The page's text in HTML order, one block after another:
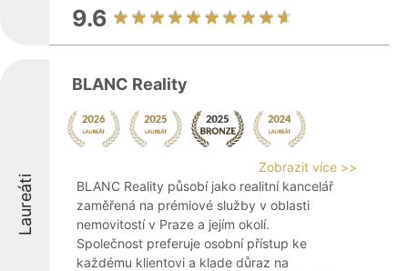
9.6
Laureáti
BLANC Reality
Zobrazit více >>
BLANC Reality působí jako realitní kancelář
zaměřená na prémiové služby v oblasti
nemovitostí v Praze a jejím okolí.
Společnost preferuje osobní přístup ke
každému klientovi a klade důraz na